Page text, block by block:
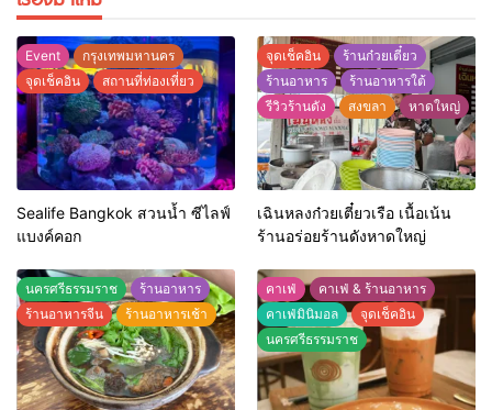
Event
กรุงเทพมหานคร
จุดเช็คอิน
สถานที่ท่องเที่ยว
Sealife Bangkok สวนน้ำ ซีไลฟ์
แบงค์คอก
จุดเช็คอิน
ร้านก๋วยเตี๋ยว
ร้านอาหาร
ร้านอาหารใต้
รีวิวร้านดัง
สงขลา หาดใหญ่
เฉินหลงก๋วยเตี๋ยวเรือ เนื้อเน้น
ร้านอร่อยร้านดังหาดใหญ่
นครศรีธรรมราช
ร้านอาหาร
ร้านอาหารจีน
ร้านอาหารเช้า
คาเฟ่
คาเฟ่ & ร้านอาหาร
คาเฟ่มินิมอล
จุดเช็คอิน
นครศรีธรรมราช